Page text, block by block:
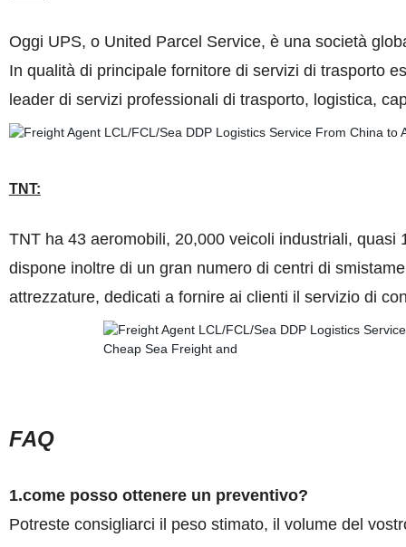
Oggi UPS, o United Parcel Service, è una società
In qualità di principale fornitore di servizi di trasporto
leader di servizi professionali di trasporto, logistica,
TNT:
TNT ha 43 aeromobili, 20,000 veicoli industriali,
dispone inoltre di un gran numero di centri di
attrezzature, dedicati a fornire ai clienti il servizio di
FAQ
1.come posso ottenere un preventivo?
Potreste consigliarci il peso stimato, il volume del